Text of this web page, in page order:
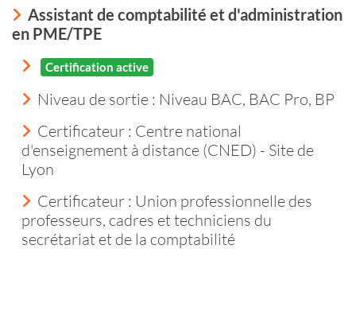
Assistant de comptabilité et d'administration
en PME/TPE
Certification active
Niveau de sortie : Niveau BAC, BAC Pro, BP
Certificateur : Centre national
d'enseignement à distance (CNED) - Site de
Lyon
Certificateur : Union professionnelle des
professeurs, cadres et techniciens du
secrétariat et de la comptabilité